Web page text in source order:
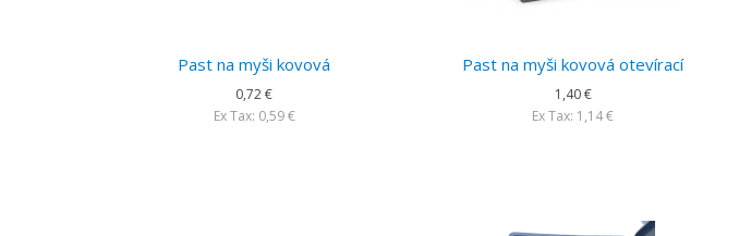
Past na myši kovová
0,72 €
Ex Tax: 0,59 €
Past na myši kovová otevírací
1,40 €
Ex Tax: 1,14 €